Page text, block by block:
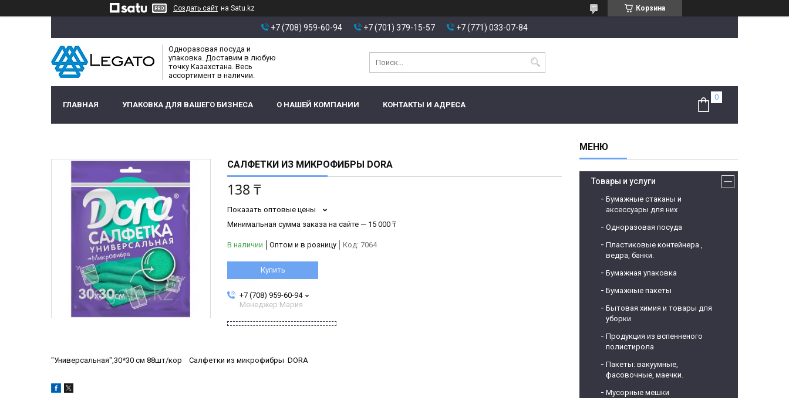
Создать сайт на Satu.kz Корзина
+7 (708) 959-60-94 +7 (701) 379-15-57 +7 (771) 033-07-84
Одноразовая посуда и
упаковка. Доставим в любую
точку Казахстана. Весь
ассортимент в наличии.
ГЛАВНАЯ УПАКОВКА ДЛЯ ВАШЕГО БИЗНЕСА О НАШЕЙ КОМПАНИИ КОНТАКТЫ И АДРЕСА
САЛФЕТКИ ИЗ МИКРОФИБРЫ DORA
138 ₸
Показать оптовые цены
Минимальная сумма заказа на сайте — 15 000 ₸
В наличии Оптом и в розницу Код: 7064
Купить
+7 (708) 959-60-94
Менеджер Мария
"Универсальная",30*30 см 88шт/кор Салфетки из микрофибры DORA
Товары и услуги
Бумажные стаканы и
аксессуары для них
Одноразовая посуда
Пластиковые контейнера ,
ведра, банки.
Бумажная упаковка
Бумажные пакеты
Бытовая химия и товары для
уборки
Продукция из вспенненого
полистирола
Пакеты: вакуумные,
фасовочные, маечки.
Мусорные мешки